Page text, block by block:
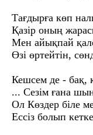
Тағдырға көп
Қазір оның
Мен айықпай
Өзі өртейтін,
Кешсем де - бақ,
... Сезім ғана
Ол Көздер біле
Ессіз болып